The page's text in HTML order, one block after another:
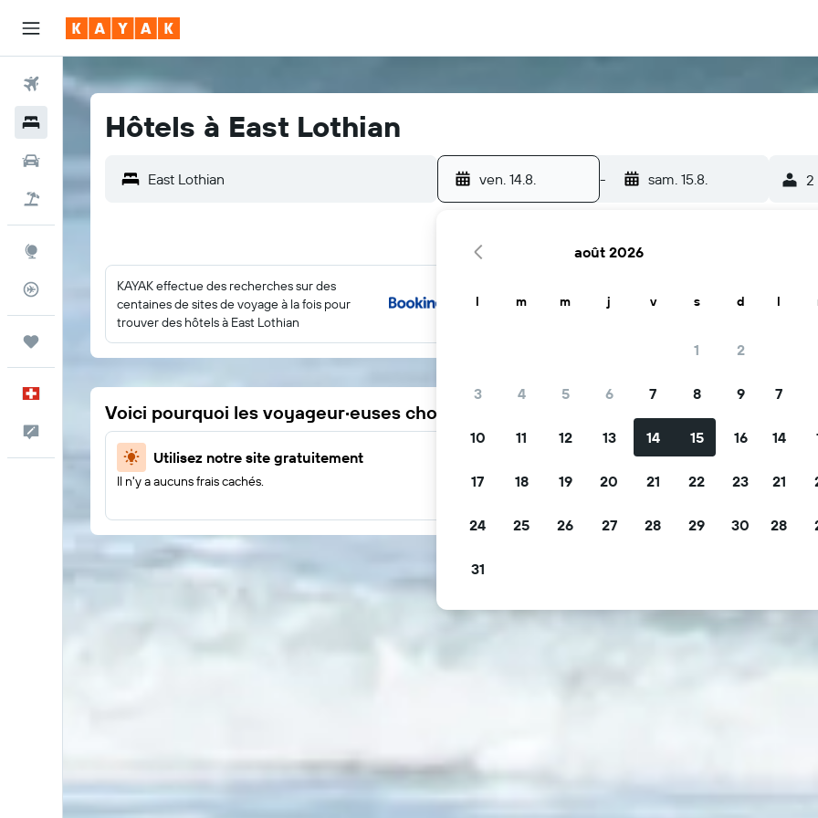
Vols
Voitures
Suivi des vols
Français
Commentaires
Hôtels à East Lothian
ven. 14.8. - sam. 15.8. 2
KAYAK effectue des recherches sur des
centaines de sites de voyage à la fois pour
trouver des hôtels à East Lothian
Voici pourquoi les voyageur·euses choisissent KAYAK
Utilisez notre site gratuitement
Il n'y a aucuns frais cachés.
Filtrez par annulation gratuite, petit déjeuner gratuit et
août 2026
l m m j v s d
1 2
3 4 5 6 7 8 9
10 11 12 13 14 15 16
17 18 19 20 21 22 23
24 25 26 27 28 29 30
31
l
7
14
21
28